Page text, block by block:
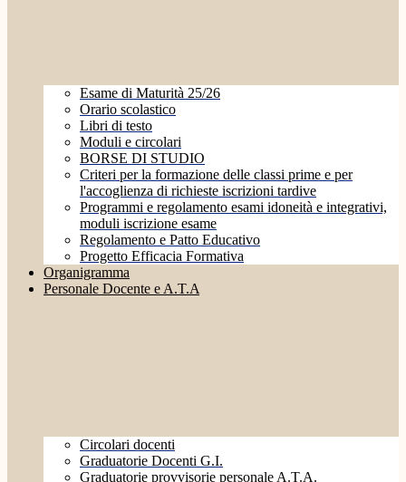
Esame di Maturità 25/26
Orario scolastico
Libri di testo
Moduli e circolari
BORSE DI STUDIO
Criteri per la formazione delle classi prime e per
l'accoglienza di richieste iscrizioni tardive
Programmi e regolamento esami idoneità e integrativi,
moduli iscrizione esame
Regolamento e Patto Educativo
Progetto Efficacia Formativa
Organigramma
Personale Docente e A.T.A
Circolari docenti
Graduatorie Docenti G.I.
Graduatorie provvisorie personale A.T.A.